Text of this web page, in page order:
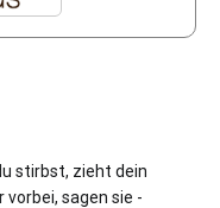
stirbst, zieht dein
vorbei, sagen sie -